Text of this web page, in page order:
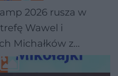
2026 rusza w
Wawel i
Michałków z